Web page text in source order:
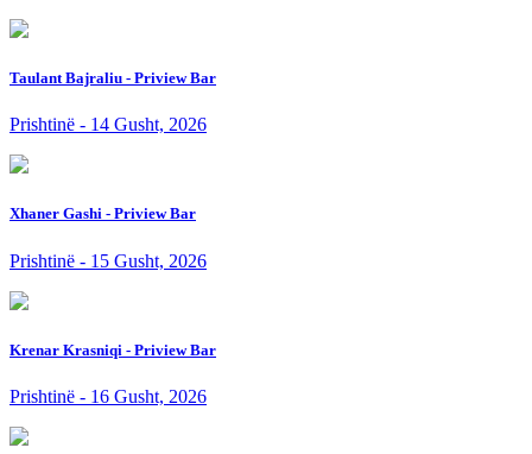
Taulant Bajraliu - Priview Bar
Prishtinë - 14 Gusht, 2026
Xhaner Gashi - Priview Bar
Prishtinë - 15 Gusht, 2026
Krenar Krasniqi - Priview Bar
Prishtinë - 16 Gusht, 2026